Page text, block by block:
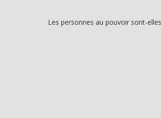
Les personnes au pouvoir sont-